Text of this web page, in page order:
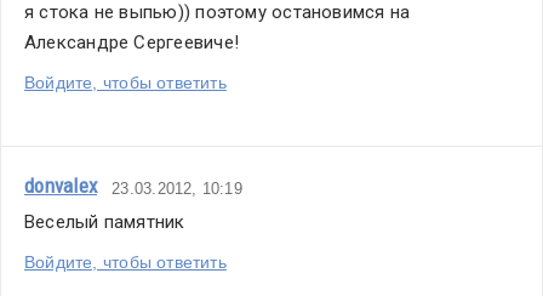
я стока не выпью)) поэтому остановимся на
Александре Сергеевиче!
Войдите, чтобы ответить
donvalex 23.03.2012, 10:19
Веселый памятник
Войдите, чтобы ответить